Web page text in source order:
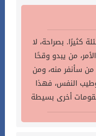
كثيرًا. بصراحة، لا
من يبدو وقحًا
سأنفر منه، ومن
النفس، فهذا